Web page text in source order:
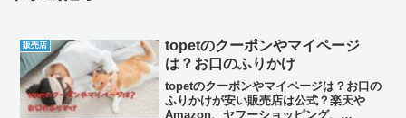
販売店
topetのクーポンやマイページ
は？お口のふりかけ
topetのクーポンやマイページは？お口の
ふりかけが安い販売店は公式？楽天や
Amazon、ヤフーショッピング、